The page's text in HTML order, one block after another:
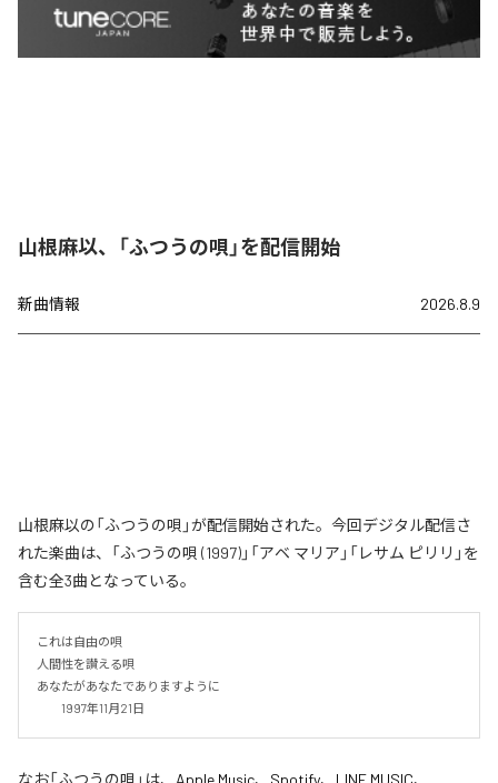
山根麻以、「ふつうの唄」を配信開始
新曲情報 2026.8.9
山根麻以の「ふつうの唄」が配信開始された。今回デジタル配信さ
れた楽曲は、「ふつうの唄 (1997)」「アベ マリア」「レサム ピリリ」を
含む全3曲となっている。
これは自由の唄
人間性を讃える唄
あなたがあなたでありますように
1997年11月21日
なお「ふつうの唄 」は、 Apple Music、 Spotify、 LINE MUSIC、